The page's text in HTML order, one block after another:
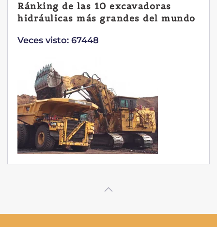
Las ventajas de la excavadora
Yanmar B7 Sigma-6
Veces visto: 32217